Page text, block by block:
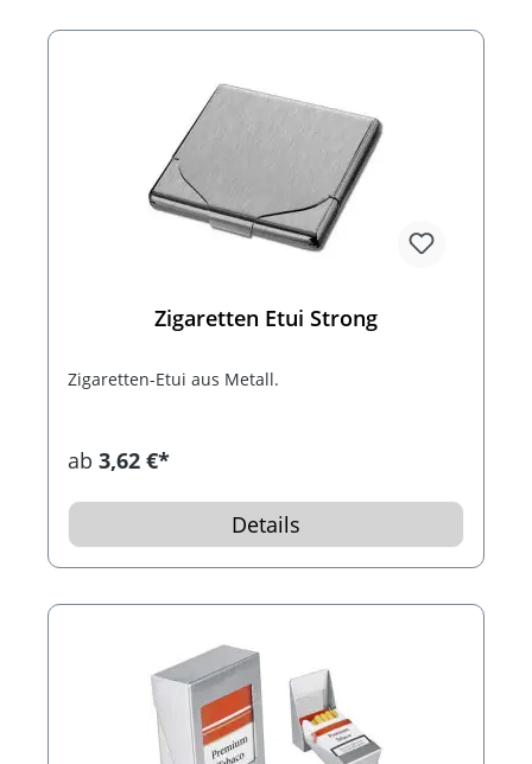
Zigaretten Etui Strong
Zigaretten-Etui aus Metall.
ab 3,62 €*
Details